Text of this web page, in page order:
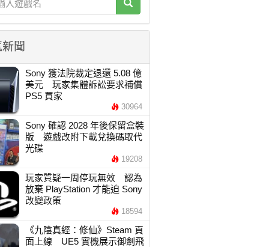
聞
Sony 獲法院裁定退還 5.08 億
美元 玩家集體訴訟要求補償
PS5 買家
30964
Sony 確認 2028 年後保留盒裝
版 遊戲改附下載兌換碼取代
光碟
19208
玩家質疑一周停玩無效 認為
放棄 PlayStation 才能迫 Sony
改變政策
18594
《九陰真經：修仙》Steam 頁
面上線 UE5 實機展示御劍飛